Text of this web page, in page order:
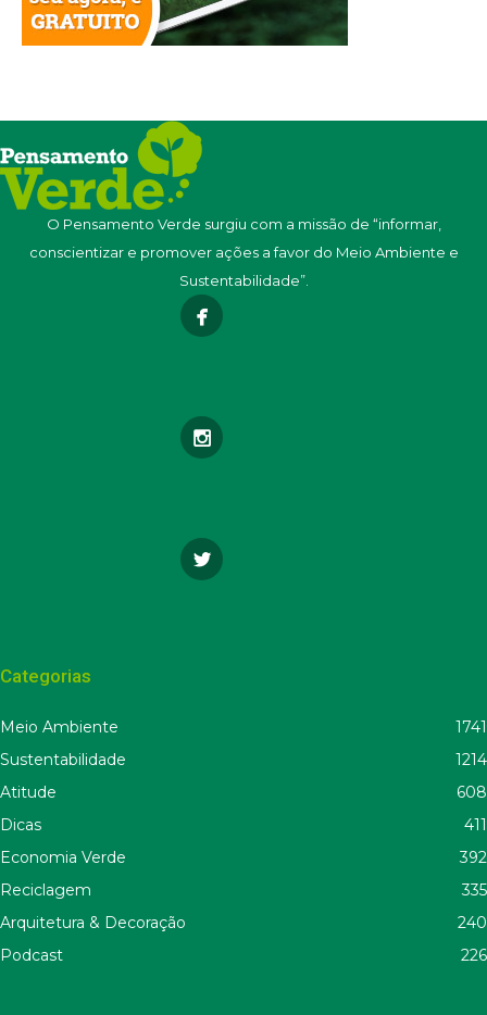
O Pensamento Verde surgiu com a missão de “informar,
conscientizar e promover ações a favor do Meio Ambiente e
Sustentabilidade”.
Categorias
Meio Ambiente
1741
Sustentabilidade
1214
Atitude
608
Dicas
411
Economia Verde
392
Reciclagem
335
Arquitetura & Decoração
240
Podcast
226